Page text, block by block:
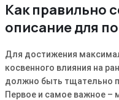
Как правильно
описание для
Для достижения
косвенного влияния на
должно быть тщательно
Первое и самое важное –